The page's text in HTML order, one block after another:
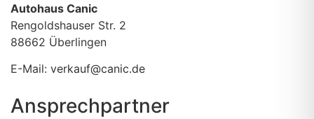
Autohaus Canic
Rengoldshauser Str. 2
88662 Überlingen
E-Mail: verkauf@canic.de
Ansprechpartner